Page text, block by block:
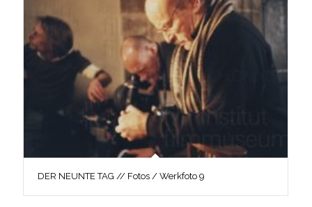
DER NEUNTE TAG // Fotos / Werkfoto 9